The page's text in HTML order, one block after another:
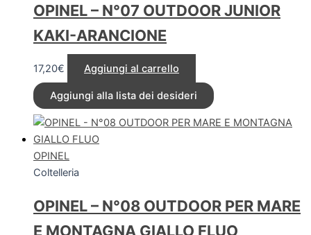
OPINEL – N°07 OUTDOOR JUNIOR
KAKI-ARANCIONE
17,20€ Aggiungi al carrello
Aggiungi alla lista dei desideri
OPINEL
Coltelleria
OPINEL – N°08 OUTDOOR PER MARE
E MONTAGNA GIALLO FLUO